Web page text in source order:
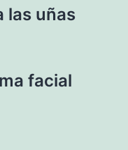
las uñas
facial